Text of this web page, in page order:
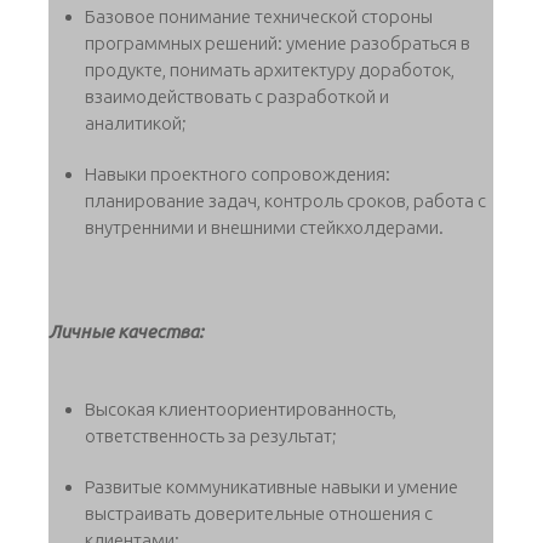
Базовое понимание технической стороны
программных решений: умение разобраться в
продукте, понимать архитектуру доработок,
взаимодействовать с разработкой и
аналитикой;
Навыки проектного сопровождения:
планирование задач, контроль сроков, работа с
внутренними и внешними стейкхолдерами.
Личные качества:
Высокая клиентоориентированность,
ответственность за результат;
Развитые коммуникативные навыки и умение
выстраивать доверительные отношения с